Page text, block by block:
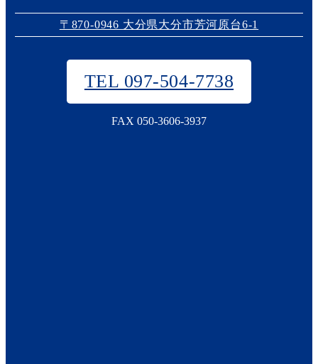
〒870-0946 大分県大分市芳河原台6-1
TEL 097-504-7738
FAX 050-3606-3937